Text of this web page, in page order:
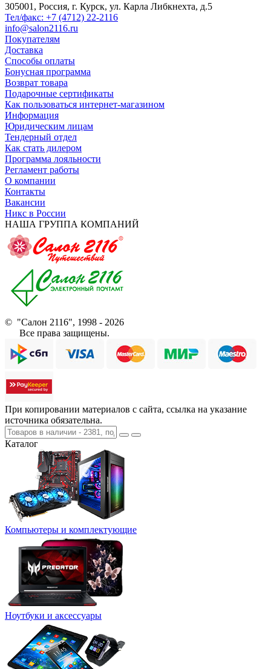
305001, Россия, г. Курск, ул. Карла Либкнехта, д.5
Тел/факс: +7 (4712) 22-2116
info@salon2116.ru
Покупателям
Доставка
Способы оплаты
Бонусная программа
Возврат товара
Подарочные сертификаты
Как пользоваться интернет-магазином
Информация
Юридическим лицам
Тендерный отдел
Как стать дилером
Программа лояльности
Регламент работы
О компании
Контакты
Вакансии
Никс в России
НАША ГРУППА КОМПАНИЙ
© "Салон 2116", 1998 - 2026
Все права защищены.
При копировании материалов с сайта, ссылка на указание
источника обязательна.
Каталог
Компьютеры и комплектующие
Ноутбуки и аксессуары